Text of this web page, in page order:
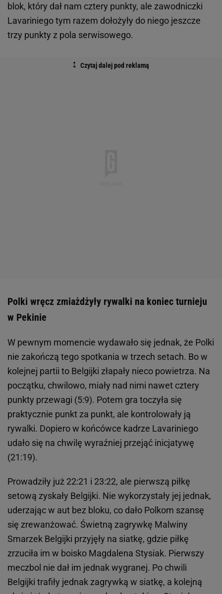
blok, który dał nam cztery punkty, ale zawodniczki
Lavariniego tym razem dołożyły do niego jeszcze
trzy punkty z pola serwisowego.
Polki wręcz zmiażdżyły rywalki na koniec turnieju
w Pekinie
W pewnym momencie wydawało się jednak, że Polki
nie zakończą tego spotkania w trzech setach. Bo w
kolejnej partii to Belgijki złapały nieco powietrza. Na
początku, chwilowo, miały nad nimi nawet cztery
punkty przewagi (5:9). Potem gra toczyła się
praktycznie punkt za punkt, ale kontrolowały ją
rywalki. Dopiero w końcówce kadrze Lavariniego
udało się na chwilę wyraźniej przejąć inicjatywę
(21:19).
Prowadziły już 22:21 i 23:22, ale pierwszą piłkę
setową zyskały Belgijki. Nie wykorzystały jej jednak,
uderzając w aut bez bloku, co dało Polkom szansę
się zrewanżować. Świetną zagrywkę Malwiny
Smarzek Belgijki przyjęły na siatkę, gdzie piłkę
zrzuciła im w boisko Magdalena Stysiak. Pierwszy
meczbol nie dał im jednak wygranej. Po chwili
Belgijki trafiły jednak zagrywką w siatkę, a kolejną